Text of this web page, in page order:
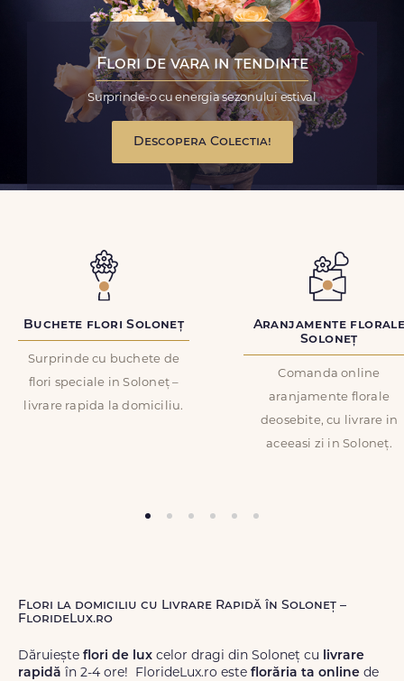
Flori de vara in tendinte
Surprinde-o cu energia sezonului estival
Descopera Colectia!
Buchete flori Soloneț
Surprinde cu buchete de
flori speciale in Soloneț –
livrare rapida la domiciliu.
Aranjamente
Soloneț
Comanda online
aranjamente florale
deosebite, cu livrare in
aceeasi zi in Soloneț.
Flori la domiciliu cu Livrare Rapidă în Soloneț –
FlorideLux.ro
Dăruiește flori de lux celor dragi din Soloneț cu livrare
rapidă în 2-4 ore! FlorideLux.ro este florăria ta online de